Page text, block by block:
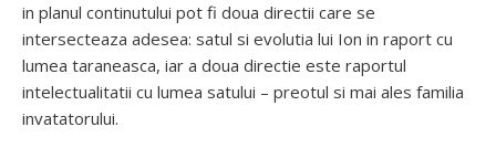
in planul continutului pot fi doua directii care se
intersecteaza adesea: satul si evolutia lui Ion in raport cu
lumea taraneasca, iar a doua directie este raportul
intelectualitatii cu lumea satului – preotul si mai ales familia
invatatorului.